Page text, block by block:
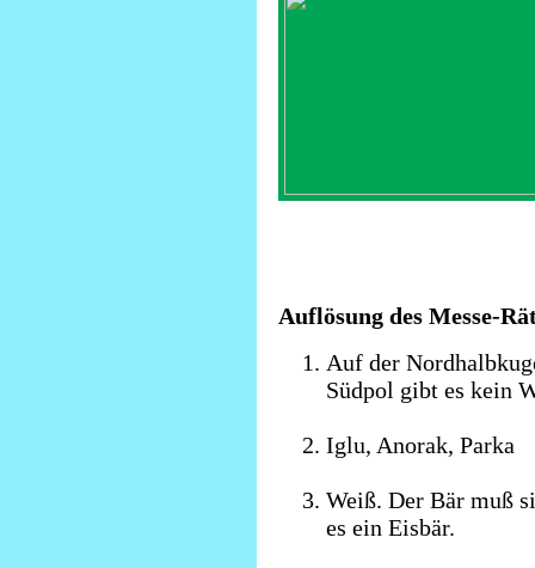
Auflösung des Messe-
Auf der
Südpol gibt es kein
Iglu, Anorak, Parka
Weiß. Der Bär muß
es ein Eisbär.